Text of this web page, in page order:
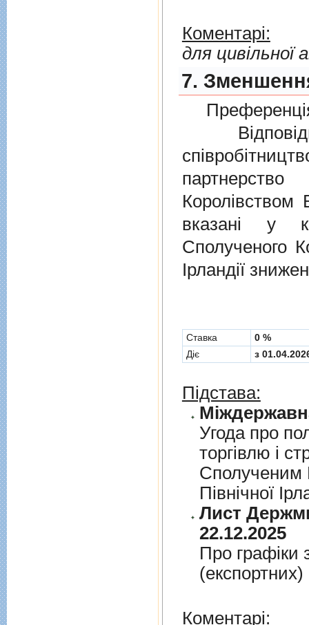
Коментарі:
для цивільної
7.
Королівством
вказані у
Сполученого
Ірландії
Cтавка
0 %
Діє
з
Підстава:
Угода про
торгiвлю i
Сполученим
Пiвнiчної
Лист
22.12.2025
Про графiки
Коментарі: